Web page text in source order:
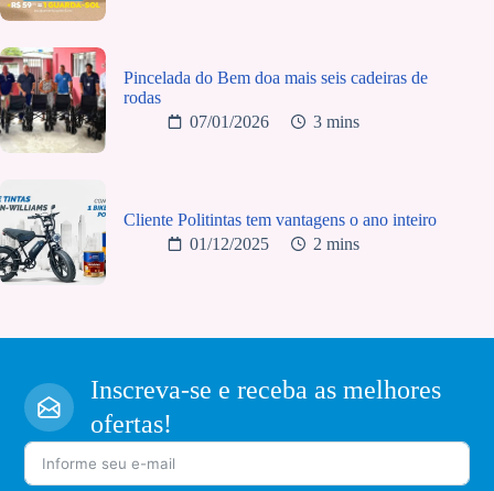
Pincelada do Bem doa mais seis cadeiras de
rodas
07/01/2026
3 mins
Cliente Politintas tem vantagens o ano inteiro
01/12/2025
2 mins
Inscreva-se e receba as melhores
ofertas!